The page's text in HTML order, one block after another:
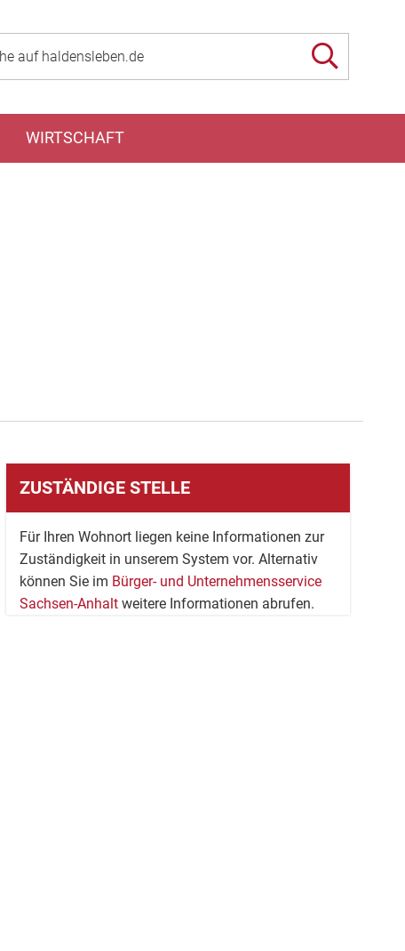
WIRTSCHAFT
ZUSTÄNDIGE STELLE
Für Ihren Wohnort liegen keine Informationen zur
Zuständigkeit in unserem System vor. Alternativ
können Sie im Bürger- und Unternehmensservice
Sachsen-Anhalt weitere Informationen abrufen.